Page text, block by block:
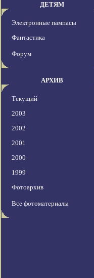
ДЕТЯМ
Электронные пампасы
Фантастика
Форум
АРХИВ
Текущий
2003
2002
2001
2000
1999
Фотоархив
Все фотоматериалы